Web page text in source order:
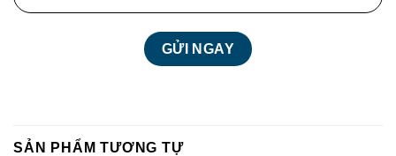
SẢN PHẨM TƯƠNG TỰ